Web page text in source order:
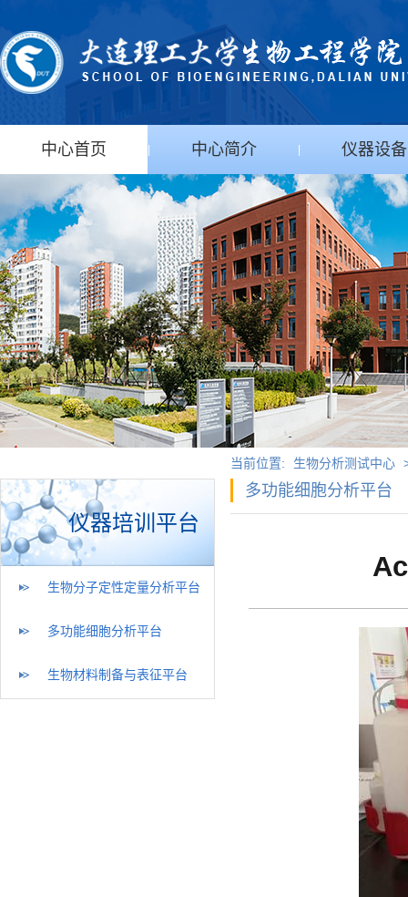
中心首页 中心简介 仪器设备
仪器培训平台
生物分子定性定量分析平台
多功能细胞分析平台
生物材料制备与表征平台
当前位置: 生物分析测试中心
多功能细胞分析平台